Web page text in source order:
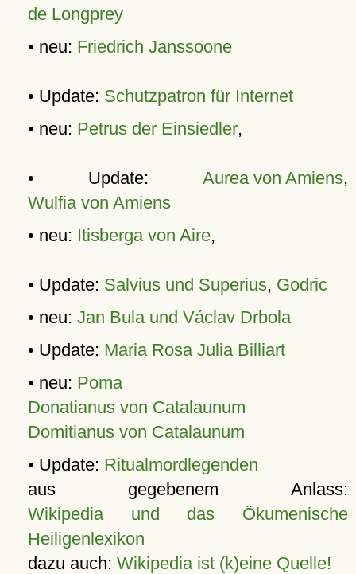
de Longprey
• neu: Friedrich Janssoone
• Update: Schutzpatron für Internet
• neu: Petrus der Einsiedler,
• Update: Aurea von Amiens,
Wulfia von Amiens
• neu: Itisberga von Aire,
• Update: Salvius und Superius, Godric
• neu: Jan Bula und Václav Drbola
• Update: Maria Rosa Julia Billiart
• neu: Poma
Donatianus von Catalaunum
Domitianus von Catalaunum
• Update: Ritualmordlegenden
aus gegebenem Anlass:
Wikipedia und das Ökumenische
Heiligenlexikon
dazu auch: Wikipedia ist (k)eine Quelle!